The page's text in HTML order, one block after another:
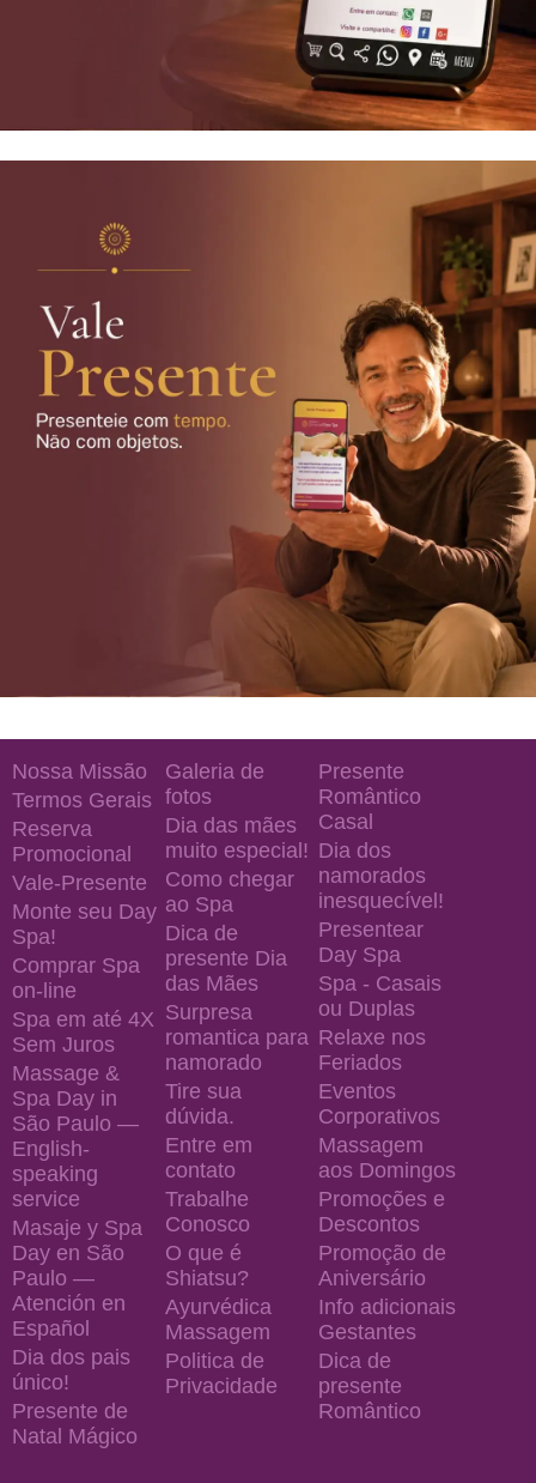
Nossa Missão
Termos Gerais
Reserva
Promocional
Vale-Presente
Monte seu Day
Spa!
Comprar Spa
on-line
Spa em até 4X
Sem Juros
Massage &
Spa Day in
São Paulo —
English-
speaking
service
Masaje y Spa
Day en São
Paulo —
Atención en
Español
Dia dos pais
único!
Presente de
Natal Mágico
Galeria de
fotos
Dia das mães
muito especial!
Como chegar
ao Spa
Dica de
presente Dia
das Mães
Surpresa
romantica para
namorado
Tire sua
dúvida.
Entre em
contato
Trabalhe
Conosco
O que é
Shiatsu?
Ayurvédica
Massagem
Politica de
Privacidade
Presente
Romântico
Casal
Dia dos
namorados
inesquecível!
Presentear
Day Spa
Spa - Casais
ou Duplas
Relaxe nos
Feriados
Eventos
Corporativos
Massagem
aos Domingos
Promoções e
Descontos
Promoção de
Aniversário
Info adicionais
Gestantes
Dica de
presente
Romântico